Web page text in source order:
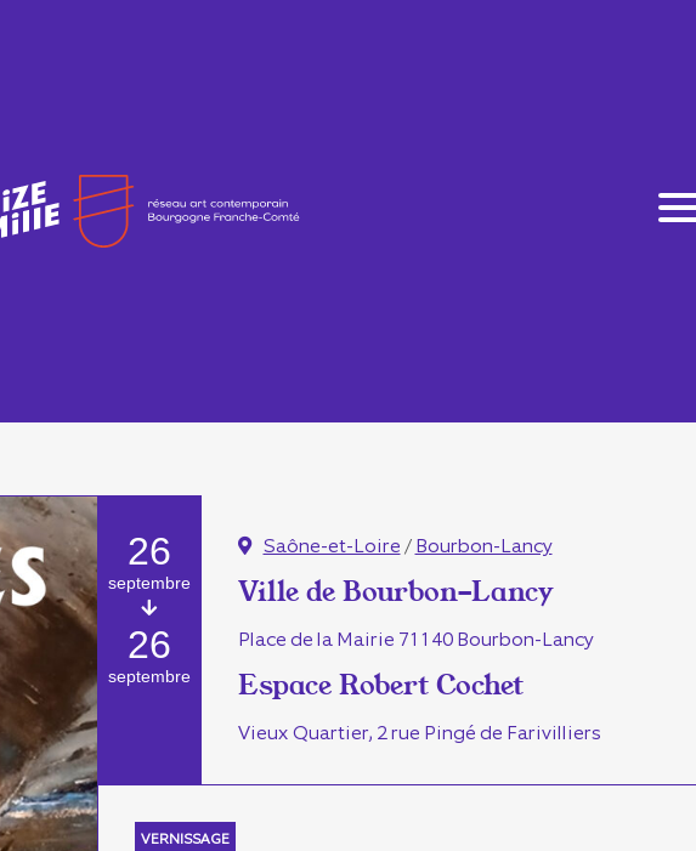
26
septembre
26
septembre
Saône-et-Loire/ Bourbon-Lancy
Ville de Bourbon-Lancy
Place de la Mairie 71140 Bourbon-Lancy
Espace Robert Cochet
Vieux Quartier, 2 rue Pingé de Farivilliers
VERNISSAGE